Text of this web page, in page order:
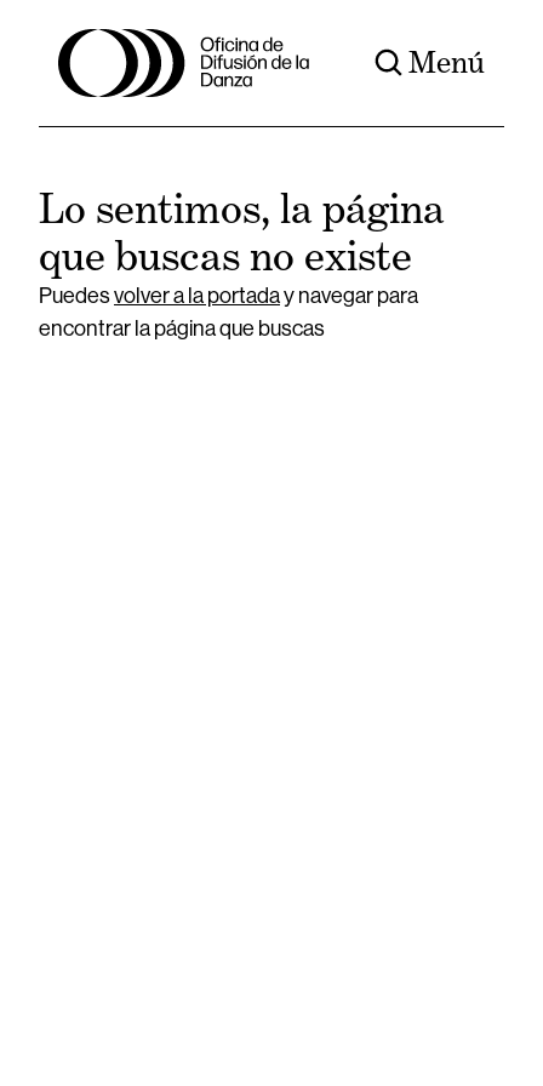
Menú
Lo sentimos, la página
que buscas no existe
Puedesvolver a la portaday navegar para
encontrar la página que buscas